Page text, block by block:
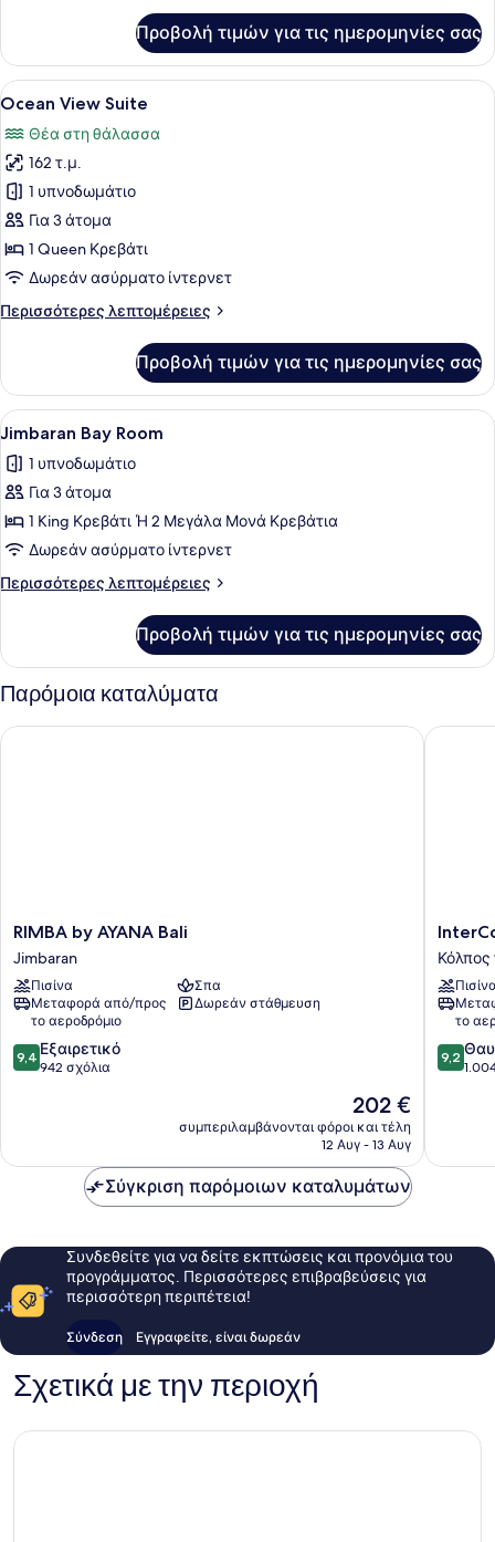
View
Room
Προβολή τιμών για τις ημερομηνίες σας
Προβολή
όλων
των
φωτογραφιών
για
Ocean
View
Suite
Ένα υπνοδωμάτιο με ένα μεγάλο
10
Ocean View Suite
Θέα στη θάλασσα
162 τ.μ.
1 υπνοδωμάτιο
Για 3 άτομα
1 Queen Κρεβάτι
Δωρεάν ασύρματο ίντερνετ
Περισσότερες λεπτομέρειες
Περισσότερες
View
Suite
Προβολή τιμών για τις ημερομηνίες σας
Προβολή
όλων
των
φωτογραφιών
για
Jimbaran
Bay
Room
Ένα ευρύχωρο δωμάτιο
5
Jimbaran Bay Room
1 υπνοδωμάτιο
Για 3 άτομα
1 King Κρεβάτι Ή 2 Μεγάλα Μονά Κρεβάτια
Δωρεάν ασύρματο ίντερνετ
Περισσότερες λεπτομέρειες
Περισσότερες
Bay
Προβολή τιμών για τις ημερομηνίες σας
Παρόμοια καταλύματα
RIMBA
by
AYANA
Bali
Jimbaran
RIMBA by AYANA Bali
Jimbaran
Πισίνα
Σπα
Μεταφορά από/προς
το αεροδρόμιο
Δωρεάν στάθμευση
9.4
στα
9,4 Εξαιρετικό
942 σχόλια
Η
τιμή
είναι
202 €
συμπεριλαμβάνονται φόροι και τέλη
12 Αυγ - 13 Αυγ
RIMBA by AYANA Bali
Bali
Resort
by
IHG
Κόλπος
του
Κόλπος
το
9.2
στα
9,2
Σύγκριση παρόμοιων καταλυμάτων
Συνδεθείτε για να δείτε εκπτώσεις και προνόμια του
προγράμματος. Περισσότερες επιβραβεύσεις για
περισσότερη περιπέτεια!
Σύνδεση Εγγραφείτε, είναι δωρεάν
Σχετικά με την περιοχή